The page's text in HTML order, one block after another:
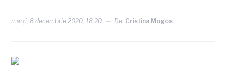
marți, 8 decembrie 2020, 18:20 De: Cristina Mogos